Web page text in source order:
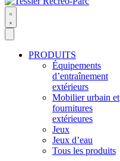
Search
open
PRODUITS
Équipements
d’entraînement
extérieurs
Mobilier urbain et
fournitures
extérieures
Jeux
Jeux d’eau
Tous les produits